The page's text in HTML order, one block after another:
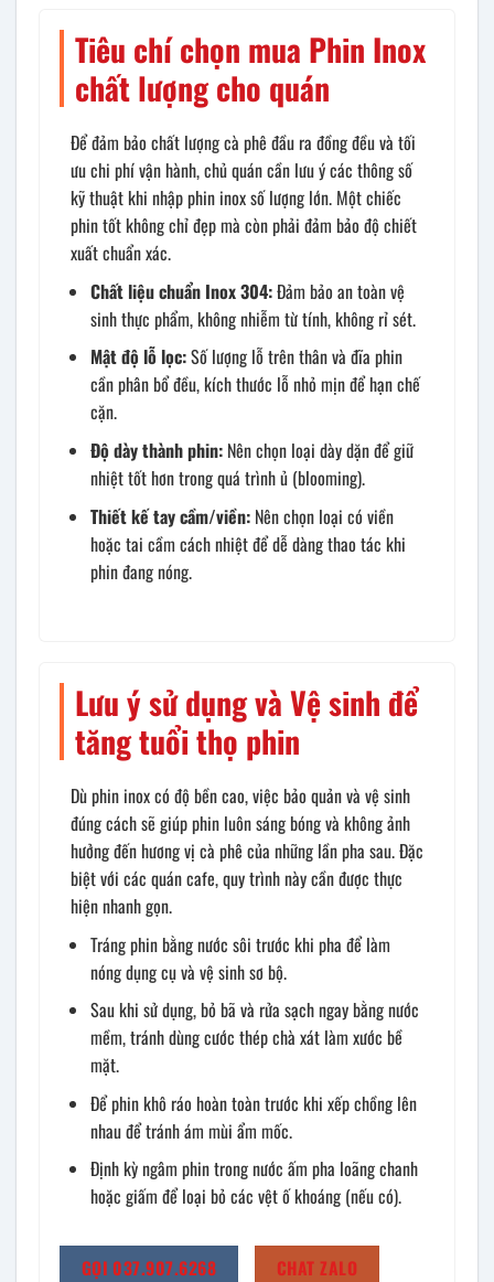
Tiêu chí chọn mua Phin Inox
chất lượng cho quán
Để đảm bảo chất lượng cà phê đầu ra đồng đều và tối
ưu chi phí vận hành, chủ quán cần lưu ý các thông số
kỹ thuật khi nhập phin inox số lượng lớn. Một chiếc
phin tốt không chỉ đẹp mà còn phải đảm bảo độ chiết
xuất chuẩn xác.
Chất liệu chuẩn Inox 304:Đảm bảo an toàn vệ
sinh thực phẩm, không nhiễm từ tính, không rỉ sét.
Mật độ lỗ lọc:Số lượng lỗ trên thân và đĩa phin
cần phân bổ đều, kích thước lỗ nhỏ mịn để hạn chế
cặn.
Độ dày thành phin: Nên chọn loại dày dặn để giữ
nhiệt tốt hơn trong quá trình ủ (blooming).
Thiết kế tay cầm/viền: Nên chọn loại có viền
hoặc tai cầm cách nhiệt để dễ dàng thao tác khi
phin đang nóng.
Lưu ý sử dụng và Vệ sinh để
tăng tuổi thọ phin
Dù phin inox có độ bền cao, việc bảo quản và vệ sinh
đúng cách sẽ giúp phin luôn sáng bóng và không ảnh
hưởng đến hương vị cà phê của những lần pha sau. Đặc
biệt với các quán cafe, quy trình này cần được thực
hiện nhanh gọn.
Tráng phin bằng nước sôi trước khi pha để làm
nóng dụng cụ và vệ sinh sơ bộ.
Sau khi sử dụng, bỏ bã và rửa sạch ngay bằng nước
mềm, tránh dùng cước thép chà xát làm xước bề
mặt.
Để phin khô ráo hoàn toàn trước khi xếp chồng lên
nhau để tránh ám mùi ẩm mốc.
Định kỳ ngâm phin trong nước ấm pha loãng chanh
hoặc giấm để loại bỏ các vệt ố khoáng (nếu có).
GỌI 037.907.6268 CHAT ZALO